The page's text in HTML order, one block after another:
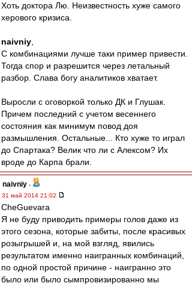
Хоть доктора Лю. Неизвестность хуже самого
херового кризиса.
naivniy
С комбинациями лучше таки пример привести.
Тогда спор и разрешится через летальный
разбор. Слава богу аналитиков хватает.
Выросли с оговоркой только ДК и Глушак.
Причем последний с учетом весеннего
состояния как минимум повод доя
размышления. Остальные... Кто хуже то играл
до Спартака? Велик что ли с Алексом? Их
вроде до Карпа брали.
naivniy -
31 май 2014 21:02
CheGuevara
Я не буду приводить примеры голов даже из
этого сезона, которые забиты, после красивых
розыгрышей и, на мой взгляд, явились
результатом именно наигранных комбинаций,
по одной простой причине - наигранно это
было или было сымпровизированно мы